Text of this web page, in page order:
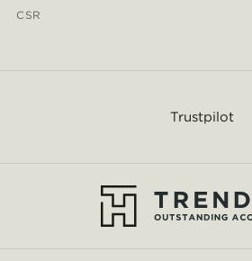
CSR
Trustpilot